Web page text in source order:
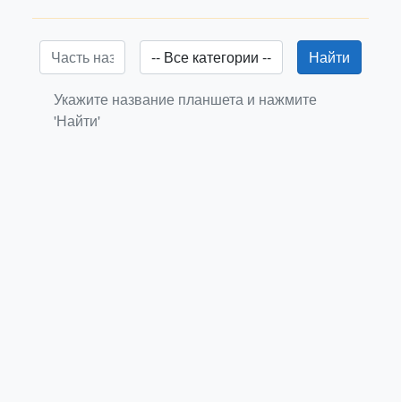
Найти
Укажите название планшета и нажмите
'Найти'